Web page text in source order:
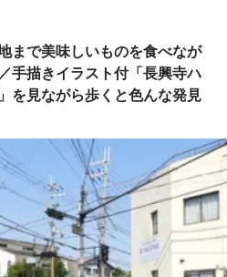
まで美味しいものを食べなが
手描きイラスト付「長興寺ハ
を見ながら歩くと色んな発見